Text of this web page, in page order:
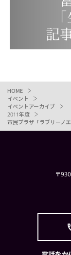
HOME
イベント
イベントアーカイブ
2011年度
市民プラザ「ラブリーノ
〒